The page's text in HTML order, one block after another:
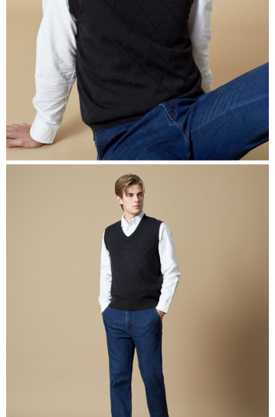
宅配(離島)
每筆NT$80，滿NT$1,200(含以上)免運費